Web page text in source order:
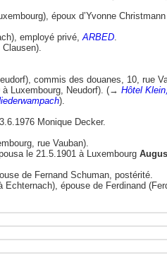
époux d’Yvonne
employé privé, ARBED.
commis des douanes, 10, rue
Luxembourg, Neudorf). (→ Hôtel
).
Monique Decker.
rue Vauban).
le 21.5.1901 à Luxembourg
de Fernand Schuman, postérité.
épouse de Ferdinand